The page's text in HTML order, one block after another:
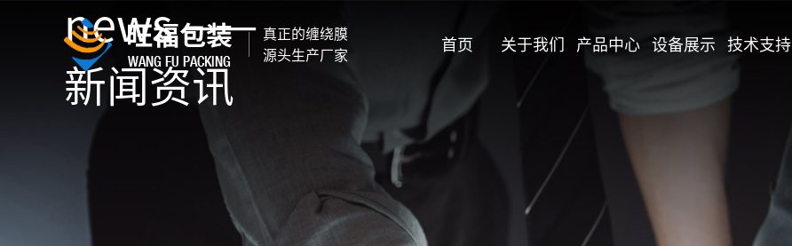
真正的缠绕膜
源头生产厂家
首页 关于我们 产品中心 设备展示 技术支持
news ——
新闻资讯